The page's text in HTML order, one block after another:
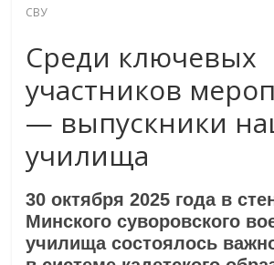
СВУ
Среди ключевых
участников
— выпускники
училища
30 октября 2025 года в
Минского суворовского
училища состоялось